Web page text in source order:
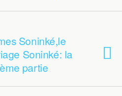
Soninké,le
Soninké: la
partie